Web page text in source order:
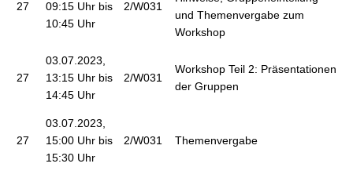
27
09:15 Uhr bis
10:45 Uhr
2/W031
und Themenvergabe zum
Workshop
27
03.07.2023,
13:15 Uhr bis
14:45 Uhr
2/W031
Workshop Teil 2: Präsentationen
der Gruppen
27
03.07.2023,
15:00 Uhr bis
15:30 Uhr
2/W031 Themenvergabe